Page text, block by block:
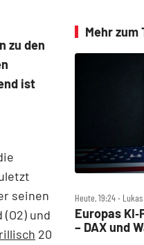
zu den
ist
seinen
und
20
Mehr zum
Heute, 19:24 ‧
Europas
– DAX und